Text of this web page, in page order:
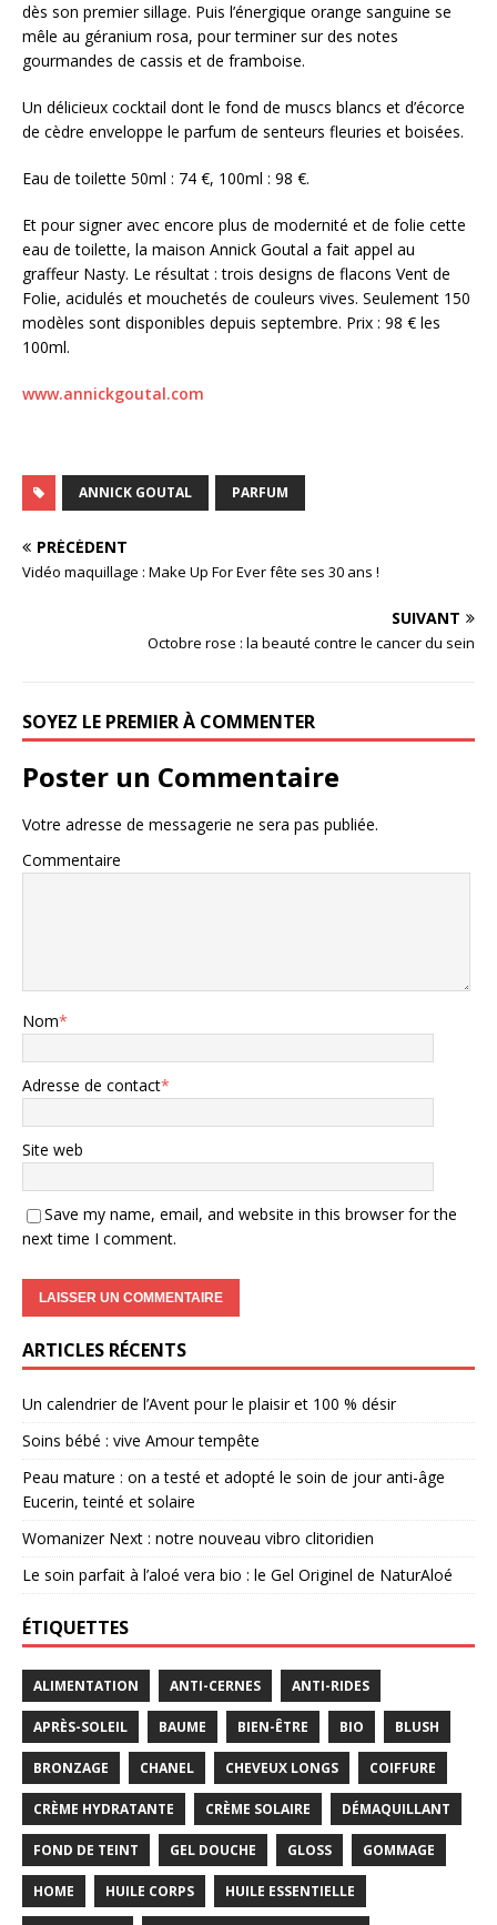
dès son premier sillage. Puis l’énergique orange sanguine se
mêle au géranium rosa, pour terminer sur des notes
gourmandes de cassis et de framboise.
Un délicieux cocktail dont le fond de muscs blancs et d’écorce
de cèdre enveloppe le parfum de senteurs fleuries et boisées.
Eau de toilette 50ml : 74 €, 100ml : 98 €.
Et pour signer avec encore plus de modernité et de folie cette
eau de toilette, la maison Annick Goutal a fait appel au
graffeur Nasty. Le résultat : trois designs de flacons Vent de
Folie, acidulés et mouchetés de couleurs vives. Seulement 150
modèles sont disponibles depuis septembre. Prix : 98 € les
100ml.
www.annickgoutal.com
ANNICK GOUTAL PARFUM
PRÉCÉDENT
Vidéo maquillage : Make Up For Ever fête ses 30 ans !
SUIVANT
Octobre rose : la beauté contre le cancer du sein
SOYEZ LE PREMIER À COMMENTER
Poster un Commentaire
Votre adresse de messagerie ne sera pas publiée.
Commentaire
Nom*
Adresse de contact*
Site web
Save my name, email, and website in this browser for the
next time I comment.
ARTICLES RÉCENTS
Un calendrier de l’Avent pour le plaisir et 100 % désir
Soins bébé : vive Amour tempête
Peau mature : on a testé et adopté le soin de jour anti-âge
Eucerin, teinté et solaire
Womanizer Next : notre nouveau vibro clitoridien
Le soin parfait à l’aloé vera bio : le Gel Originel de NaturAloé
ÉTIQUETTES
ALIMENTATION ANTI-CERNES ANTI-RIDES
APRÈS-SOLEIL BAUME BIEN-ÊTRE BIO BLUSH
BRONZAGE CHANEL CHEVEUX LONGS COIFFURE
CRÈME HYDRATANTE CRÈME SOLAIRE DÉMAQUILLANT
FOND DE TEINT GEL DOUCHE GLOSS GOMMAGE
HOME HUILE CORPS HUILE ESSENTIELLE